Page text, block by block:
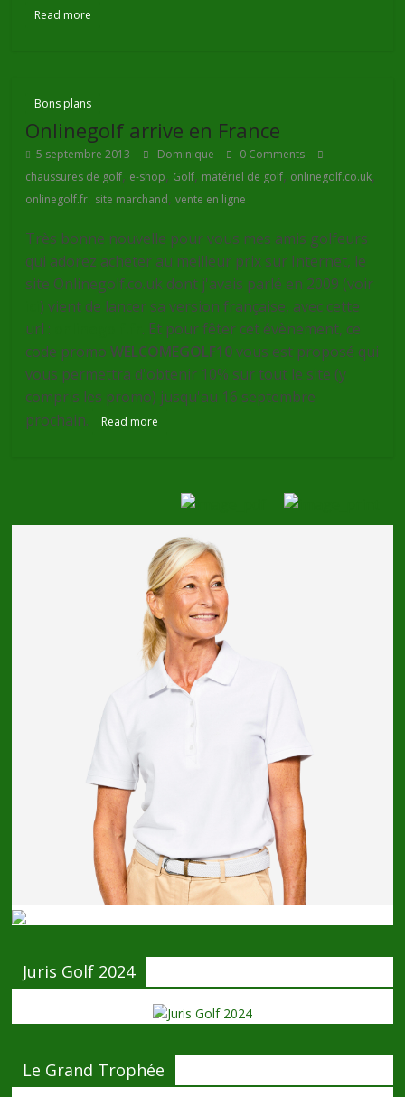
Read more
Bons plans
Onlinegolf arrive en France
5 septembre 2013 Dominique
0 Comments
chaussures de golf, e-shop, Golf, matériel de golf, onlinegolf.co.uk,
onlinegolf.fr, site marchand,vente en ligne
Très bonne nouvelle pour vous mes amis golfeurs
qui adorez acheter au meilleur prix sur Internet, le
site Onlinegolf.co.uk dont j'avais parlé en 2009 (voir
) vient de lancer sa version française, avec cette
url :
. Et pour fêter cet évènement, ce
code promoWELCOMEGOLF10vous est proposé qui
vous permettra d'obtenir 10% sur tout le site (y
compris les promo) jusqu'au 16 septembre
prochain.
Read more
Juris Golf 2024
Le Grand Trophée